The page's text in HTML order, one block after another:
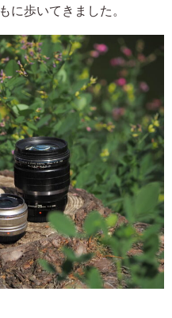
に歩いてきました。